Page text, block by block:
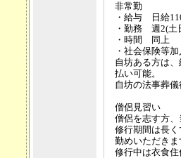
非常勤
・給与 日給
・勤務 週2(土
・時間 同上
・社会保険等
自坊ある方は
払い可能。
自坊の法事葬
僧侶見習い
僧侶を志す方
修行期間は長
勤めいただきま
修行中は衣食住